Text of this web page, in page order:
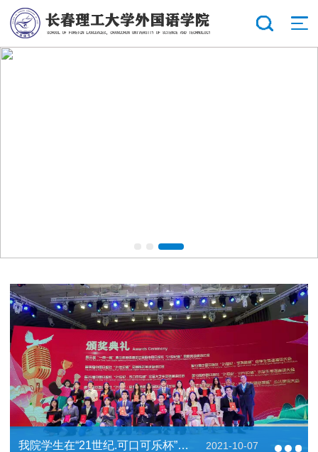
我院学生在“21世纪.可口可乐杯”全国大学生演讲比赛总决赛喜获一等奖 2021-10-07